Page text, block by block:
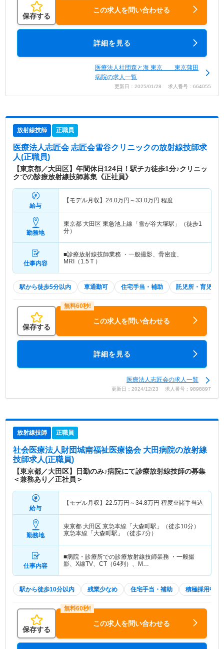
保存する
この求人を問い合わせる
詳細を見る
医療法人社団森と海 東京 東京蒲田
病院の求人一覧
更新日：2025/01/28 求人番号：664055
放射線技師 正職員
医療法人志匠会 志匠会雪谷クリニックの放射線技師求
人(正職員)
【東京都／大田区】年間休日124日！駅チカ徒歩1分♪クリニッ
クでの診療放射線技師募集《正社員》
給与
【モデル月収】 24.0万円～33.0万円 程度
勤務地
東京都 大田区 東急池上線「雪が谷大塚駅」（徒歩1
分）
仕事内容
■診療放射線技師業務 ・一般撮影、骨密度、
MRI（1.5Ｔ）
駅から徒歩5分以内 車通勤可 住宅手当・補助 託児所・育児補助
保存する
この求人を問い合わせる
詳細を見る
医療法人志匠会の求人一覧
更新日：2024/12/23 求人番号：9898897
放射線技師 正職員
社会医療法人財団城南福祉医療協会 大田病院の放射線
技師求人(正職員)
【東京都／大田区】日勤のみ♪病院にて診療放射線技師の募集
＜兼務あり／正社員＞
給与
【モデル月収】 22.5万円～34.8万円 程度※諸手当込
勤務地
東京都 大田区 京急本線「大森町駅」（徒歩10分）
京急本線「大森町駅」（徒歩7分）
仕事内容
■病院・診療所での診療放射線技師業務 ・一般撮
影、X線TV、CT（64列）、M…
駅から徒歩10分以内 残業少なめ 住宅手当・補助 積極採用中
保存する
この求人を問い合わせる